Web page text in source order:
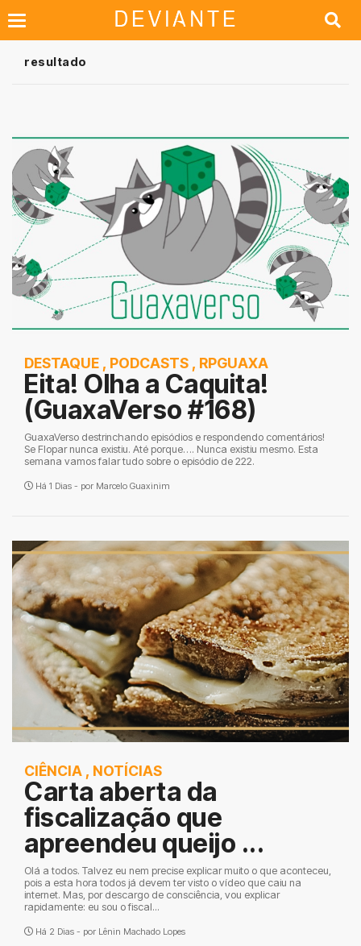
resultado
DESTAQUE , PODCASTS , RPGUAXA
Eita! Olha a Caquita!
(GuaxaVerso #168)
GuaxaVerso destrinchando episódios e respondendo comentários!
Se Flopar nunca existiu. Até porque…. Nunca existiu mesmo. Esta
semana vamos falar tudo sobre o episódio de 222.
Há 1 Dias - por Marcelo Guaxinim
CIÊNCIA , NOTÍCIAS
Carta aberta da
fiscalização que
apreendeu queijo ...
Olá a todos. Talvez eu nem precise explicar muito o que aconteceu,
pois a esta hora todos já devem ter visto o vídeo que caiu na
internet. Mas, por descargo de consciência, vou explicar
rapidamente: eu sou o fiscal...
Há 2 Dias - por Lênin Machado Lopes